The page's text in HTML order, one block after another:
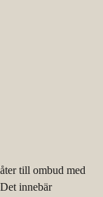
till ombud med
innebär